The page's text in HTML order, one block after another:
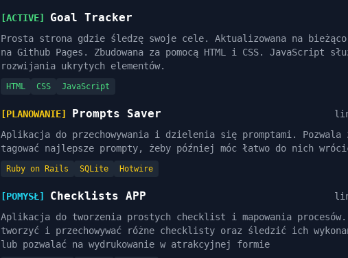
[ACTIVE] Goal Tracker
Prosta strona gdzie śledzę swoje cele. Aktualizowana na bieżąco.
na Github Pages. Zbudowana za pomocą HTML i CSS. JavaScript
rozwijania ukrytych elementów.
HTML CSS JavaScript
[PLANOWANIE] Prompts Saver
Aplikacja do przechowywania i dzielenia się promptami. Pozwala
tagować najlepsze prompty, żeby później móc łatwo do nich
Ruby on Rails SQLite Hotwire
[POMYSŁ] Checklists APP
Aplikacja do tworzenia prostych checklist i mapowania procesów.
tworzyć i przechowywać różne checklisty oraz śledzić ich
lub pozwalać na wydrukowanie w atrakcyjnej formie